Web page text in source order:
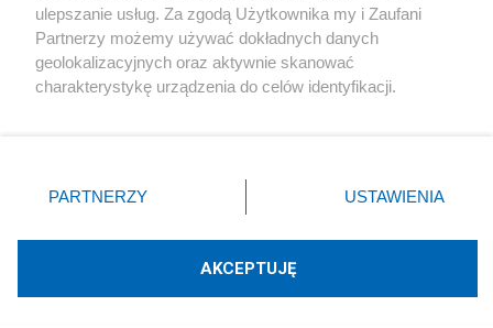
X Facebook Instagram Youtube
Technologię dostarcza:W3media.pl
ulepszanie usług. Za zgodą Użytkownika my i Zaufani
Partnerzy możemy używać dokładnych danych
geolokalizacyjnych oraz aktywnie skanować
charakterystykę urządzenia do celów identyfikacji.
zmienić/wycofać klikając przycisk ustawień prywatności
znajdujący się w lewym dolnym rogu strony
rodzaje przetwarzania danych nie wymagają zgody
użytkownika, ale masz prawo sprzeciwić się takiemu
PARTNERZY USTAWIENIA
AKCEPTUJĘ